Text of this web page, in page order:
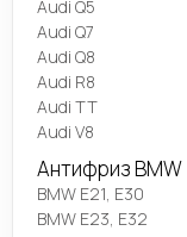
Audi Q5
Audi Q7
Audi Q8
Audi R8
Audi TT
Audi V8
Антифриз BMW
BMW E21, E30
BMW E23, E32